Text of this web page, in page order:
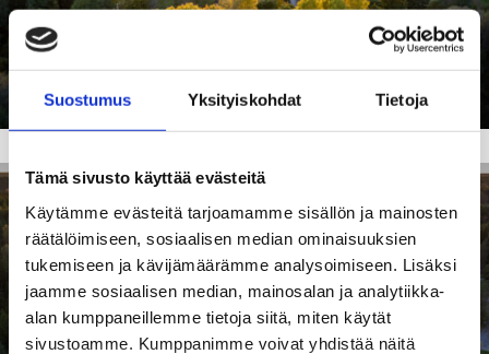
Suostumus Yksityiskohdat Tietoja
Tämä sivusto käyttää evästeitä
Käytämme evästeitä tarjoamamme sisällön ja mainosten
räätälöimiseen, sosiaalisen median ominaisuuksien
tukemiseen ja kävijämäärämme analysoimiseen. Lisäksi
jaamme sosiaalisen median, mainosalan ja analytiikka-
alan kumppaneillemme tietoja siitä, miten käytät
sivustoamme. Kumppanimme voivat yhdistää näitä
Yritystontit